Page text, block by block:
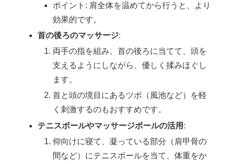
ポイント: 肩全体を温めてから行うと、より
効果的です。
首の後ろのマッサージ:
両手の指を組み、首の後ろに当てて、頭を
支えるようにしながら、優しく揉みほぐし
ます。
首と頭の境目にあるツボ（風池など）を軽
く刺激するのもおすすめです。
テニスボールやマッサージボールの活用 :
仰向けに寝て、凝っている部分（肩甲骨の
間など）にテニスボールを当て、体重をか